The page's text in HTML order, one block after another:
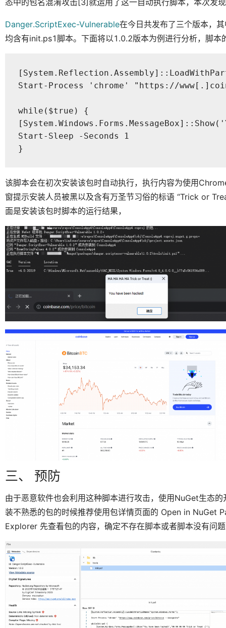
态中的包名混淆攻击[3]就运用了这一自动执行脚本，本次发
Danger.ScriptExec-Vulnerable在今日共发布了三个版本，
均含有init.ps1脚本。下面将以1.0.2版本为例进行分析，脚本
Start-Process 'chrome' "https://
while($true) {
Start-Sleep -Seconds 1
}
该脚本会在初次安装该包时自动执行，执行内容为使用
窗提示安装人员被黑以及含有万圣节习俗的标语 “Trick or
面是安装该包时脚本的运行结果，
三、 预防
由于恶意软件也会利用这种脚本进行攻击，使用NuGet生态
装不熟悉的包的时候推荐使用包详情页面的 Open in NuGet
Explorer 先查看包的内容，确定不存在脚本或者脚本没有问